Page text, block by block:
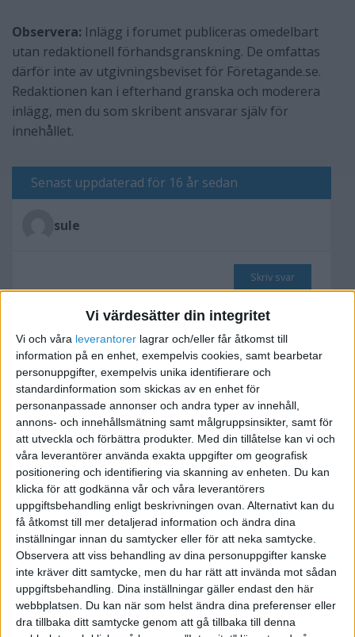
Vi värdesätter din integritet
Vi och våra leverantorer lagrar och/eller får åtkomst till
information på en enhet, exempelvis cookies, samt bearbetar
personuppgifter, exempelvis unika identifierare och
standardinformation som skickas av en enhet för
personanpassade annonser och andra typer av innehåll,
annons- och innehållsmätning samt målgruppsinsikter, samt för
att utveckla och förbättra produkter. Med din tillåtelse kan vi och
våra leverantörer använda exakta uppgifter om geografisk
positionering och identifiering via skanning av enheten. Du kan
klicka för att godkänna vår och våra leverantörers
uppgiftsbehandling enligt beskrivningen ovan. Alternativt kan du
få åtkomst till mer detaljerad information och ändra dina
inställningar innan du samtycker eller för att neka samtycke.
Observera att viss behandling av dina personuppgifter kanske
inte kräver ditt samtycke, men du har rätt att invända mot sådan
uppgiftsbehandling. Dina inställningar gäller endast den här
webbplatsen. Du kan när som helst ändra dina preferenser eller
dra tillbaka ditt samtycke genom att gå tillbaka till denna
Observera: Inlägg i forumet publiceras omedelbart
utan redaktionell förhandsgranskning. De omfattas
därför inte av utgivningsbeviset för Företagande.se.
Redaktionen kan i efterhand granska och moderera
inlägg, men du som skribent ansvarar själv för
innehållet.
Senast uppdaterad för 16 år sedan
sule
Skriv svar
Bokföring och Redovisning
2010-06-23 08:29
Vår affärsidé är att erbjuda våra kunder ett brett
utbud av redovisningstjänster till
konkurrenskraftiga priser med bibehållen
kvalité i arbetet. Vi skräddarsyr en lösning som
passar er verksamhet. Vi tillämpar timdebitering
alternativt ett fast pris per månad enligt
överenskommelse.
Våra kunder i dag är företag som sysslar b.l.a
med Affiliate marketing, Webbdesign
men även inom andra branscher.
Titta in på hemsidan för mer info och
kontaktinfo